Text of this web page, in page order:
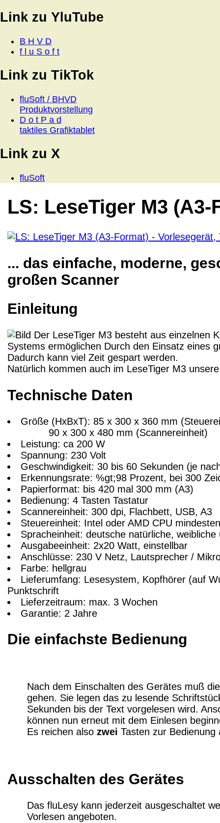
Link zu YluTube
B H V D
f l u S o f t
Link zu TikTok
fluSoft / BHVD
Produktvorstellung
D o t P a d
taktiles Grafiktablet
Link zu X
fluSoft
LS: LeseTiger M3
... das einfache, moderne,
großen Scanner
Einleitung
Der LeseTiger M3 besteht aus einzelnen
Systems ermöglichen Durch den Einsatz eines
Dadurch kann viel Zeit gespart werden.
Natürlich kommen auch im LeseTiger M3
Technische Daten
Größe (HxBxT): 85 x 300 x 360 mm
90 x 300 x 480 mm (Scannereinheit)
Leistung: ca 200 W
Spannung: 230 Volt
Geschwindigkeit: 30 bis 60 Sekunden (je
Erkennungsrate: %gt;98 Prozent, bei 300
Papierformat: bis 420 mal 300 mm (A3)
Bedienung: 4 Tasten Tastatur
Scannereinheit: 300 dpi, Flachbett, USB, A3
Steuereinheit: Intel oder AMD CPU
Spracheinheit: deutsche natürliche,
Ausgabeeinheit: 2x20 Watt, einstellbar
Anschlüsse: 230 V Netz, Lautsprecher /
Farbe: hellgrau
Lieferumfang: Lesesystem, Kopfhörer (auf
Punktschrift
Lieferzeitraum: max. 3 Wochen
Garantie: 2 Jahre
Die einfachste Bedienung
Nach dem Einschalten des Gerätes muß
gehen. Sie legen das zu lesende
Sekunden bis der Text vorgelesen wird.
können nun erneut mit dem Einlesen
Es reichen also zwei Tasten zur Bedienung
Ausschalten des Gerätes
Das fluLesy kann jederzeit ausgeschaltet
Vorlesen angeboten.